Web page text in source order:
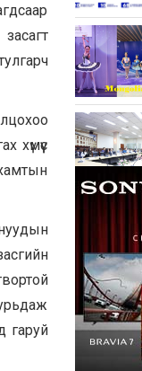
гаруй